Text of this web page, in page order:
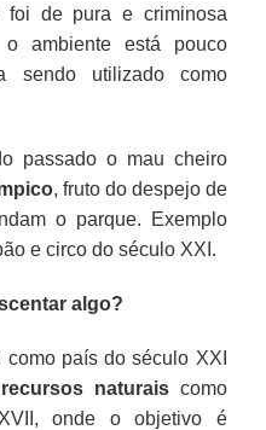
foi de pura e criminosa
ambiente está pouco
sendo utilizado como
passado o mau cheiro
, fruto do despejo de
o parque. Exemplo
e circo do século XXI.
algo?
país do século XXI
recursos naturaiscomo
onde o objetivo é